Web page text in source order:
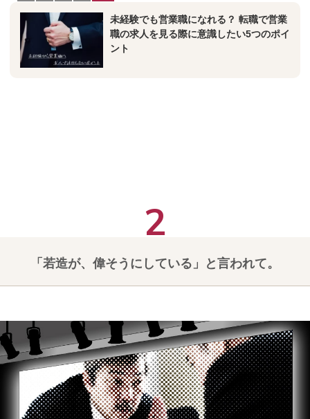
未経験でも営業職になれる？ 転職で営業
職の求人を見る際に意識したい5つのポイ
ント
「若造が、偉そうにしている」と言われて。